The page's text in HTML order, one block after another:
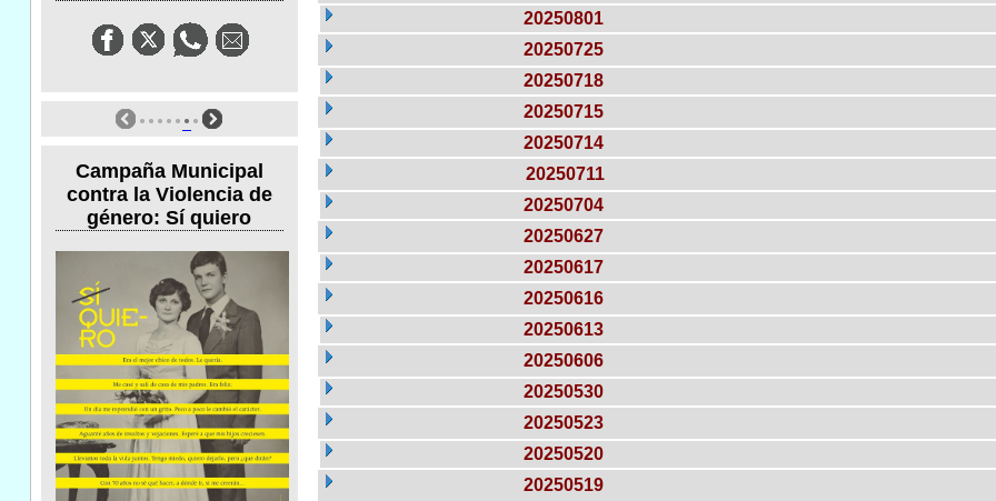
Campaña Municipal
contra la Violencia de
género: Sí quiero
20250801
20250725
20250718
20250715
20250714
20250711
20250704
20250627
20250617
20250616
20250613
20250606
20250530
20250523
20250520
20250519